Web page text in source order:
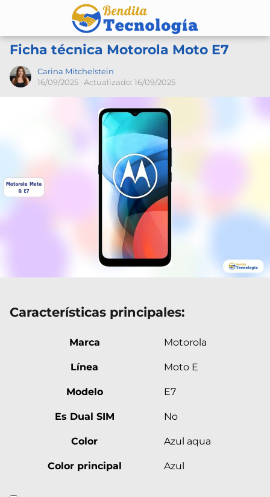
Ficha técnica Motorola Moto E7
Carina Mitchelstein
16/09/2025 · Actualizado: 16/09/2025
Características principales:
Marca Motorola
Línea Moto E
Modelo E7
Es Dual SIM No
Color Azul aqua
Color principal Azul